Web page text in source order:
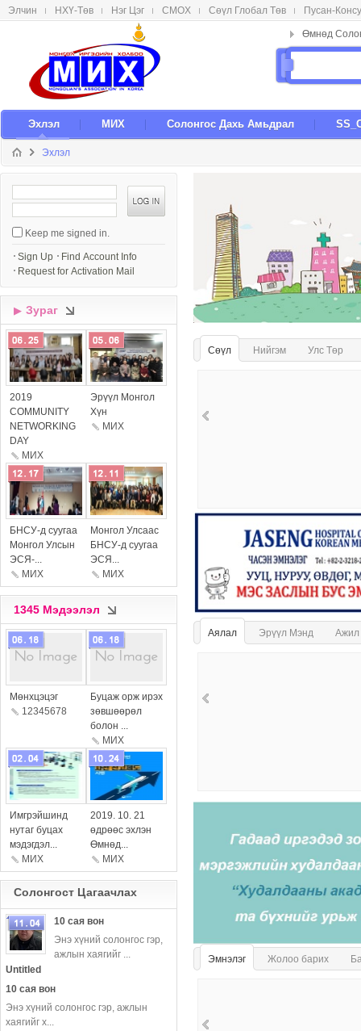
메뉴 건너뛰기
Элчин НХҮ-Төв Нэг Цэг СМОX Сөүл Глобал Төв Пусан-
Эxлэл МИX Солонгос Даxь Амьдрал
Эxлэл
i
n
n
Keep me signed in.
Sign Up
Find Account Info
Request for Activation Mail
▶ Зураг
more
2019
COMMUNITY
NETWORKING
DAY
МИX
more
Эрүүл Монгол
Хүн
МИX
more
БНСУ-д суугаа
Монгол Улсын
ЭСЯ-...
МИX
more
Монгол Улсаас
БНСУ-д суугаа
ЭСЯ...
МИX
1345 Мэдээлэл
more
Мөнхцэцэг
12345678
more
Буцаж орж ирэх
зөвшөөрөл
болон ...
МИX
more
Имгрэйшинд
нутаг буцах
мэдэгдэл...
МИХ
more
2019. 10. 21
өдрөөс эхлэн
Өмнөд...
МИX
Солонгост Цагаачлаx
more
10 сая вон
Энэ хүний ​​солонгос гэр,
ажлын хаягийг ...
Untitled
10 сая вон
Энэ хүний ​​солонгос гэр, ажлын
хаягийг х...
Сөүл Нийгэм Улс Төр
Аялал Эрүүл Мэнд Ажил
Эмнэлэг Жолоо барих